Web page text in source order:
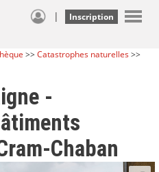
| Inscription
>>Catastrophes naturelles>>
-
Chaban